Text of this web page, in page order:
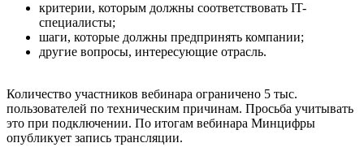
критерии, которым должны соответствовать IT-
специалисты;
шаги, которые должны предпринять компании;
другие вопросы, интересующие отрасль.
Количество участников вебинара ограничено 5 тыс.
пользователей по техническим причинам. Просьба учитывать
это при подключении. По итогам вебинара Минцифры
опубликует запись трансляции.